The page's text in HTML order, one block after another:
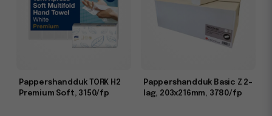
Pappershandduk TORK H2
Premium Soft, 3150/fp
Pappershandduk Basic Z 2-
lag, 203x216mm, 3780/fp